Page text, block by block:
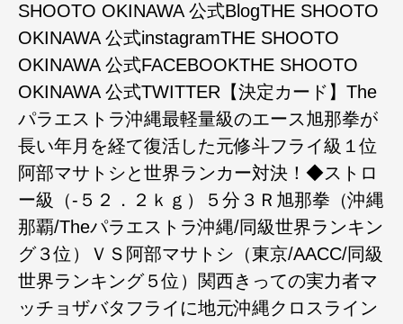
SHOOTO OKINAWA 公式BlogTHE SHOOTO
OKINAWA 公式instagramTHE SHOOTO
OKINAWA 公式FACEBOOKTHE SHOOTO
OKINAWA 公式TWITTER【決定カード】The
パラエストラ沖縄最軽量級のエース旭那拳が
長い年月を経て復活した元修斗フライ級１位
阿部マサトシと世界ランカー対決！◆ストロ
ー級（-５２．２ｋｇ）５分３Ｒ旭那拳（沖縄
那覇/Theパラエストラ沖縄/同級世界ランキン
グ３位）ＶＳ阿部マサトシ（東京/AACC/同級
世界ランキング５位）関西きっての実力者マ
ッチョザバタフライに地元沖縄クロスライン